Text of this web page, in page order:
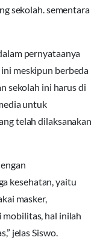
sekolah. sementara
pernyataanya
meskipun berbeda
sekolah ini harus di
untuk
telah dilaksanakan
kesehatan, yaitu
masker,
mobilitas, hal inilah
jelas Siswo.